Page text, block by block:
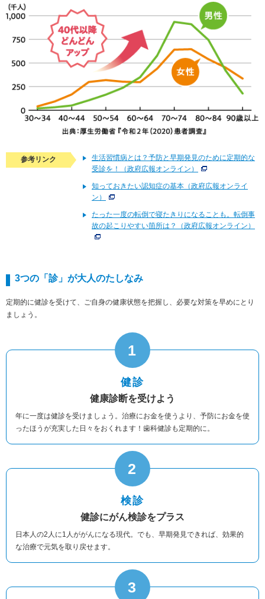
参考リンク
生活習慣病とは？予防と早期発見のために定期的な
受診を！（政府広報オンライン）
知っておきたい認知症の基本（政府広報オンライ
ン）
たった一度の転倒で寝たきりになることも。転倒事
故の起こりやすい箇所は？（政府広報オンライン）
3つの「診」が大人のたしなみ
定期的に健診を受けて、ご自身の健康状態を把握し、必要な対策を早めにとり
ましょう。
1
健診
健康診断を受けよう
年に一度は健診を受けましょう。治療にお金を使うより、予防にお金を使
ったほうが充実した日々をおくれます！歯科健診も定期的に。
2
検診
健診にがん検診をプラス
日本人の2人に1人ががんになる現代。でも、早期発見できれば、効果的
な治療で元気を取り戻せます。
3